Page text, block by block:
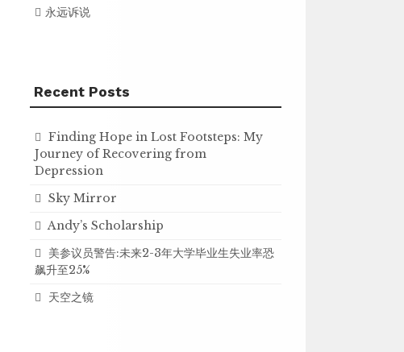
永远诉说
Recent Posts
Finding Hope in Lost Footsteps: My
Journey of Recovering from
Depression
Sky Mirror
Andy’s Scholarship
美参议员警告:未来2-3年大学毕业生失业率恐
飙升至25%
天空之镜